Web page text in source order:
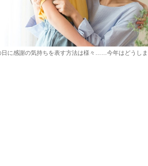
日に感謝の気持ちを表す方法は様々……今年はどうしま